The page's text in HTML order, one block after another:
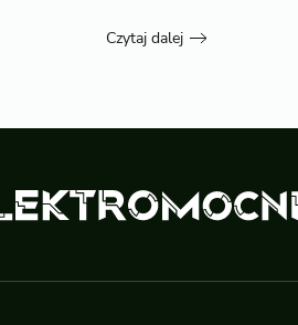
Czytaj dalej